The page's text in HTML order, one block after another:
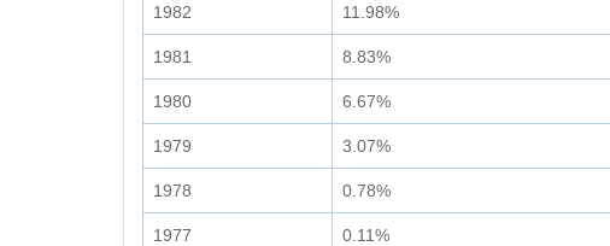
1982 11.98%
1981 8.83%
1980 6.67%
1979 3.07%
1978 0.78%
1977 0.11%